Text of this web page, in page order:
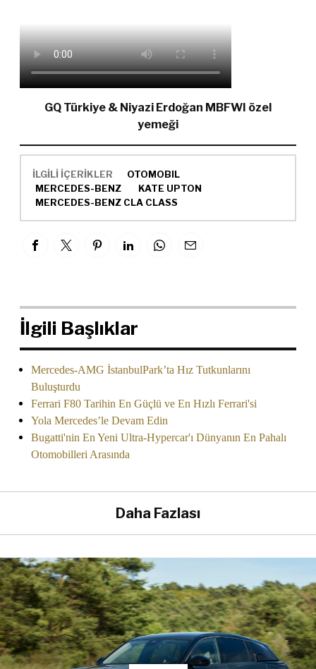
GQ Türkiye & Niyazi Erdoğan MBFWI özel
yemeği
İLGİLİ İÇERİKLER
OTOMOBIL
MERCEDES-BENZ
KATE UPTON
MERCEDES-BENZ CLA CLASS
İlgili Başlıklar
Mercedes-AMG İstanbulPark’ta Hız Tutkunlarını
Buluşturdu
Ferrari F80 Tarihin En Güçlü ve En Hızlı Ferrari'si
Yola Mercedes’le Devam Edin
Bugatti'nin En Yeni Ultra-Hypercar'ı Dünyanın En Pahalı
Otomobilleri Arasında
Daha Fazlası